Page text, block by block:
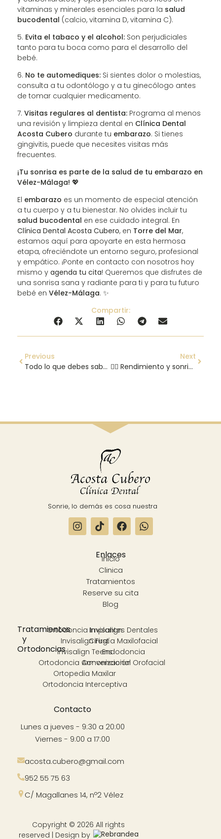
vitaminas y minerales esenciales para la salud
bucodental (calcio, vitamina D, vitamina C).
Evita el tabaco y el alcohol: Son perjudiciales
tanto para tu boca como para el desarrollo del
bebé.
No te automediques: Si sientes dolor o molestias,
consulta a tu odontólogo y a tu ginecólogo antes
de tomar cualquier medicamento.
Visitas regulares al dentista: Programa al menos
una revisión y limpieza dental en Clínica Dental
Acosta Cubero durante tu embarazo. Si tienes
gingivitis, puede que necesites visitas más
frecuentes.
¡Tu sonrisa es parte de la salud de tu embarazo en
Vélez-Málaga! 💖
El embarazo es un momento de especial atención
a tu cuerpo y a tu bienestar. No olvides incluir tu
salud bucodental en ese cuidado integral. En
Clínica Dental Acosta Cubero, en Torre del Mar,
estamos aquí para apoyarte en esta hermosa
etapa, ofreciéndote un entorno seguro, profesional
y empático. ¡Ponte en contacto con nosotros hoy
mismo y agenda tu cita! Queremos que disfrutes de
una sonrisa sana y radiante para ti y para tu futuro
bebé en Vélez-Málaga. ✨
Compartir:
Previous
Todo lo que debes saber sobre las fisuras dentales
Next
🏃‍♂️ Rendimiento y sonrisa: la salud bucodental clave para los deportistas en Clínica Dental Acosta Cubero (Vélez-Málaga) 💪
Sonrie, lo demás es cosa nuestra
Enlaces
Inicio
Clinica
Tratamientos
Reserve su cita
Blog
Tratamientos
y
Ortodoncias
Ortodoncia Invisalign
Invisalign First
Invisalign Teens
Ortodoncia Convencional
Ortopedia Maxilar
Ortodoncia Interceptiva
Implantes Dentales
Cirugía Maxilofacial
Endodoncia
Armonización Orofacial
Contacto
Lunes a jueves - 9:30 a 20:00
Viernes - 9:00 a 17:00
acosta.cubero@gmail.com
952 55 75 63
C/ Magallanes 14, nº2 Vélez
Copyright © 2026 All rights
reserved | Design by